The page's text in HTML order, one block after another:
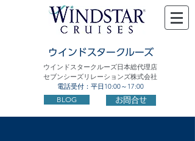
ウインドスタークルーズ
ウインドスタークルーズ日本総代理店
セブンシーズリレーションズ株式会社
電話受付：平日10:00～17:00
BLOG お問合せ